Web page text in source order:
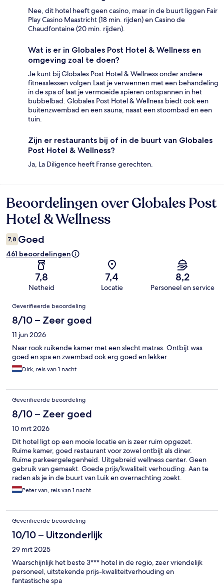
Nee, dit hotel heeft geen casino, maar in de buurt liggen Fair
Play Casino Maastricht (18 min. rijden) en Casino de
Chaudfontaine (20 min. rijden).
Wat is er in Globales Post Hotel & Wellness en
omgeving zoal te doen?
Je kunt bij Globales Post Hotel & Wellness onder andere
fitnesslessen volgen.Laat je verwennen met een behandeling
in de spa of laat je vermoeide spieren ontspannen in het
bubbelbad. Globales Post Hotel & Wellness biedt ook een
buitenzwembad en een sauna, naast een stoombad en een
tuin.
Zijn er restaurants bij of in de buurt van Globales
Post Hotel & Wellness?
Ja, La Diligence heeft Franse gerechten.
Beoordelingen
Beoordelingen over Globales Post
Hotel & Wellness
7,8 Goed
461 beoordelingen
7,8
Netheid
7,4
Locatie
8,2
Personeel en service
Beoordelingen
Geverifieerde beoordeling
8/10 – Zeer goed
11 jun 2026
Naar rook ruikende kamer met een slecht matras. Ontbijt was
goed en spa en zwembad ook erg goed en lekker
Dirk, reis van 1 nacht
Geverifieerde beoordeling
8/10 – Zeer goed
10 mrt 2026
Dit hotel ligt op een mooie locatie en is zeer ruim opgezet.
Ruime kamer, goed restaurant voor zowel ontbijt als diner.
Ruime parkeergelegenheid. Uitgebreid wellness center. Geen
gebruik van gemaakt. Goede prijs/kwaliteit verhouding. Aan te
raden als je in de buurt van Luik en overnachting zoekt.
Peter van, reis van 1 nacht
Geverifieerde beoordeling
10/10 – Uitzonderlijk
29 mrt 2025
Waarschijnlijk het beste 3*** hotel in de regio, zeer vriendelijk
personeel, uitstekende prijs-kwaliteitverhouding en
fantastische spa